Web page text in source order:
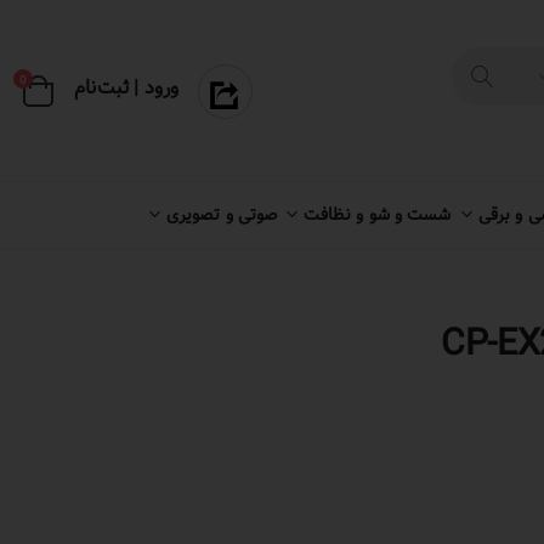
ورود | ثبت‌نام 0
و برقی شست و شو و نظافت صوتی و تصویری